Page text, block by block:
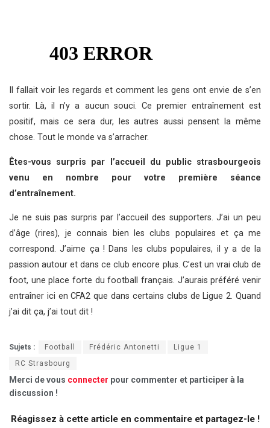
Il fallait voir les regards et comment les gens ont envie de s’en
sortir. Là, il n’y a aucun souci. Ce premier entraînement est
positif, mais ce sera dur, les autres aussi pensent la même
chose. Tout le monde va s’arracher.
Êtes-vous surpris par l’accueil du public strasbourgeois
venu en nombre pour votre première séance
d’entraînement.
Je ne suis pas surpris par l’accueil des supporters. J’ai un peu
d’âge (rires), je connais bien les clubs populaires et ça me
correspond. J’aime ça ! Dans les clubs populaires, il y a de la
passion autour et dans ce club encore plus. C’est un vrai club de
foot, une place forte du football français. J’aurais préféré venir
entraîner ici en CFA2 que dans certains clubs de Ligue 2. Quand
j’ai dit ça, j’ai tout dit !
Sujets : Football Frédéric Antonetti
Ligue 1
RC Strasbourg
Merci de vous connecter pour commenter et participer à la
discussion !
Réagissez à cette article en commentaire et partagez-le !